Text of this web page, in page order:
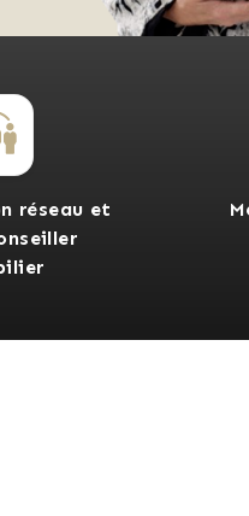
réseau et